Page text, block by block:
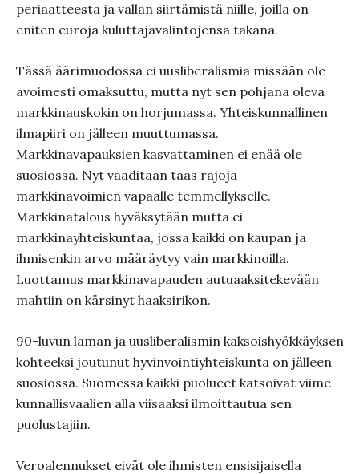
periaatteesta ja vallan siirtämistä niille, joilla on
eniten euroja kuluttajavalintojensa takana.
Tässä äärimuodossa ei uusliberalismia missään ole
avoimesti omaksuttu, mutta nyt sen pohjana oleva
markkinauskokin on horjumassa. Yhteiskunnallinen
ilmapiiri on jälleen muuttumassa.
Markkinavapauksien kasvattaminen ei enää ole
suosiossa. Nyt vaaditaan taas rajoja
markkinavoimien vapaalle temmellykselle.
Markkinatalous hyväksytään mutta ei
markkinayhteiskuntaa, jossa kaikki on kaupan ja
ihmisenkin arvo määräytyy vain markkinoilla.
Luottamus markkinavapauden autuaaksitekevään
mahtiin on kärsinyt haaksirikon.
90-luvun laman ja uusliberalismin kaksoishyökkäyksen
kohteeksi joutunut hyvinvointiyhteiskunta on jälleen
suosiossa. Suomessa kaikki puolueet katsoivat viime
kunnallisvaalien alla viisaaksi ilmoittautua sen
puolustajiin.
Veroalennukset eivät ole ihmisten ensisijaisella